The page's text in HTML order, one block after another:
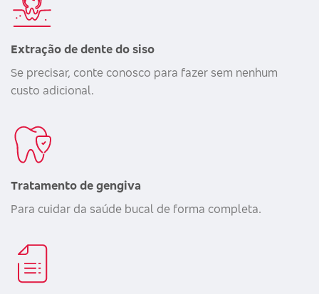
Extração de dente do siso
Se precisar, conte conosco para fazer sem nenhum
custo adicional.
Tratamento de gengiva
Para cuidar da saúde bucal de forma completa.